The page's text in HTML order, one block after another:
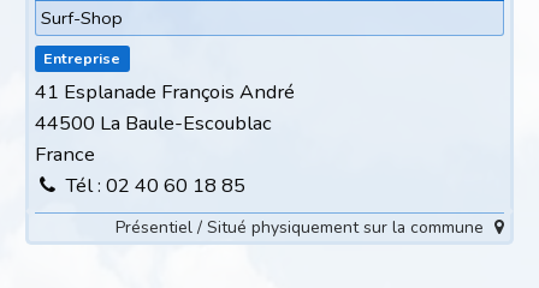
Surf-Shop
Entreprise
41 Esplanade François André
44500 La Baule-Escoublac
France
Tél : 02 40 60 18 85
Présentiel / Situé physiquement sur la commune